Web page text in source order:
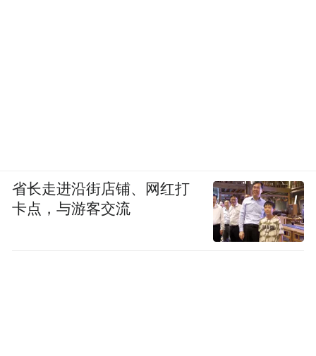
省长走进沿街店铺、网红打
卡点，与游客交流